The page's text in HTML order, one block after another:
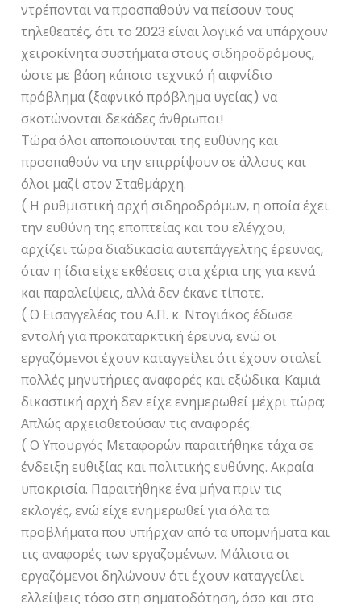
ντρέπονται να προσπαθούν να πείσουν τους
τηλεθεατές, ότι το 2023 είναι λογικό να υπάρχουν
χειροκίνητα συστήματα στους σιδηροδρόμους,
ώστε με βάση κάποιο τεχνικό ή αιφνίδιο
πρόβλημα (ξαφνικό πρόβλημα υγείας) να
σκοτώνονται δεκάδες άνθρωποι!
Τώρα όλοι αποποιούνται της ευθύνης και
προσπαθούν να την επιρρίψουν σε άλλους και
όλοι μαζί στον Σταθμάρχη.
( Η ρυθμιστική αρχή σιδηροδρόμων, η οποία έχει
την ευθύνη της εποπτείας και του ελέγχου,
αρχίζει τώρα διαδικασία αυτεπάγγελτης έρευνας,
όταν η ίδια είχε εκθέσεις στα χέρια της για κενά
και παραλείψεις, αλλά δεν έκανε τίποτε.
( Ο Εισαγγελέας του Α.Π. κ. Ντογιάκος έδωσε
εντολή για προκαταρκτική έρευνα, ενώ οι
εργαζόμενοι έχουν καταγγείλει ότι έχουν σταλεί
πολλές μηνυτήριες αναφορές και εξώδικα. Καμιά
δικαστική αρχή δεν είχε ενημερωθεί μέχρι τώρα;
Απλώς αρχειοθετούσαν τις αναφορές.
( Ο Υπουργός Μεταφορών παραιτήθηκε τάχα σε
ένδειξη ευθιξίας και πολιτικής ευθύνης. Ακραία
υποκρισία. Παραιτήθηκε ένα μήνα πριν τις
εκλογές, ενώ είχε ενημερωθεί για όλα τα
προβλήματα που υπήρχαν από τα υπομνήματα και
τις αναφορές των εργαζομένων. Μάλιστα οι
εργαζόμενοι δηλώνουν ότι έχουν καταγγείλει
ελλείψεις τόσο στη σηματοδότηση, όσο και στο